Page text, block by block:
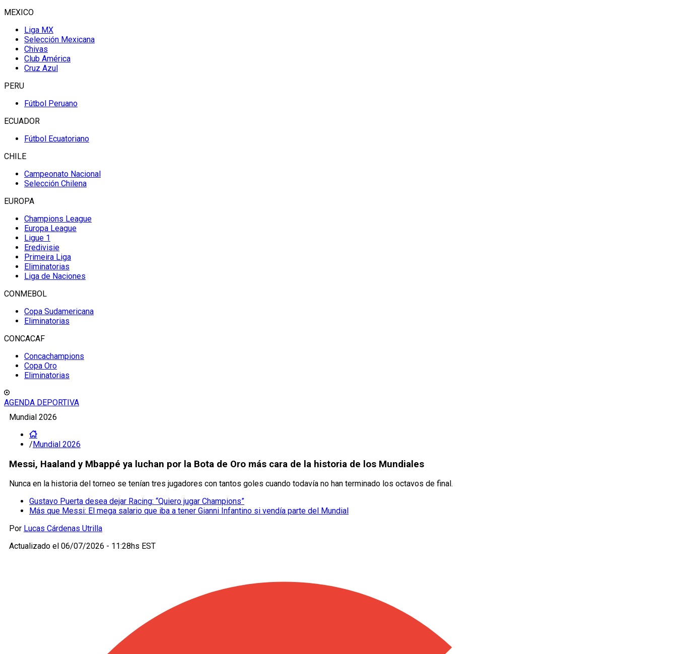
MEXICO
Liga MX
Selección Mexicana
Chivas
Club América
Cruz Azul
PERU
Fútbol Peruano
ECUADOR
Fútbol Ecuatoriano
CHILE
Campeonato Nacional
Selección Chilena
EUROPA
Champions League
Europa League
Ligue 1
Eredivisie
Primeira Liga
Eliminatorias
Liga de Naciones
CONMEBOL
Copa Sudamericana
Eliminatorias
CONCACAF
Concachampions
Copa Oro
Eliminatorias
AGENDA DEPORTIVA
Mundial 2026
/Mundial 2026
Messi, Haaland y Mbappé ya luchan por la Bota de Oro más cara de la historia de los Mundiales
Nunca en la historia del torneo se tenían tres jugadores con tantos goles cuando todavía no han terminado los octavos de final.
Gustavo Puerta desea dejar Racing: “Quiero jugar Champions”
Más que Messi: El mega salario que iba a tener Gianni Infantino si vendía parte del Mundial
Por Lucas Cárdenas Utrilla
Actualizado el 06/07/2026 - 11:28hs EST